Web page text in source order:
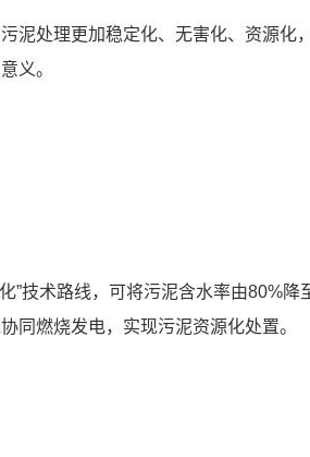
泥处理更加稳定化、无害化、资源化
义。
”技术路线，可将污泥含水率由80%
同燃烧发电，实现污泥资源化处置。